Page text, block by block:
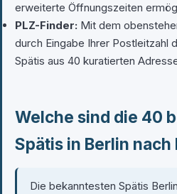
erweiterte Öffnungszeiten
PLZ-Finder: Mit dem
durch Eingabe Ihrer Postleitzahl
Spätis aus 40 kuratierten
Welche sind die 40
Spätis in Berlin nach
Die bekanntesten Spätis